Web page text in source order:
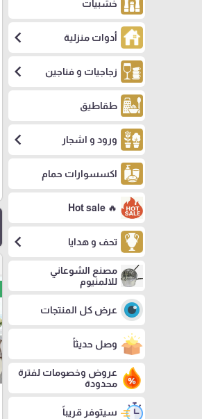
خشبيات
أدوات منزلية chevron_left
زجاجيات و فناجين chevron_left
طقاطيق
ورود و اشجار chevron_left
اكسسوارات حمام
🔥 Hot sale
تحف و هدايا chevron_left
مصنع الشوعاني
للالمنيوم
عرض كل المنتجات
وصل حديثاً
عروض وخصومات لفترة
محدودة
سيتوفر قريباً